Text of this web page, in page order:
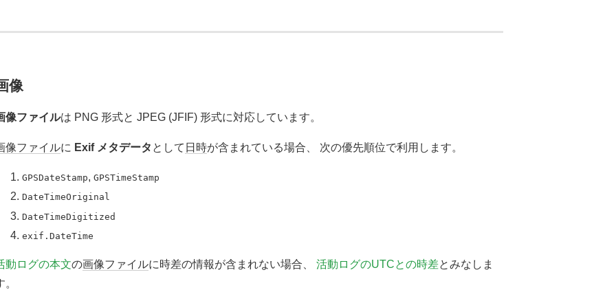
像
像ファイルは PNG 形式と JPEG (JFIF) 形式に対応しています。
像ファイルに Exif メタデータ として 日時が含まれている場合、 次の優先順位で利用します。
GPSDateStamp, GPSTimeStamp
DateTimeOriginal
DateTimeDigitized
exif.DateTime
動ログの本文の画像ファイルに時差の情報が含まれない場合、 活動ログのUTCとの時差とみなしま
。